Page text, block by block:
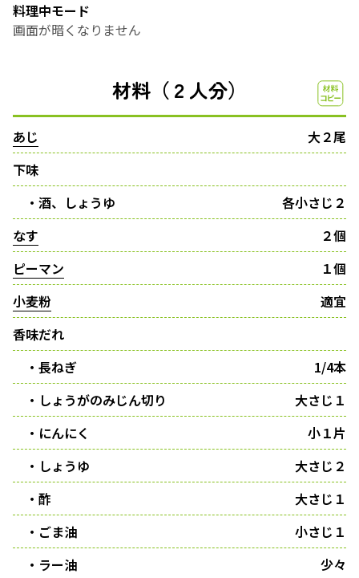
料理中モード
画面が暗くなりません
材料（２人分）
あじ
大２尾
下味
・酒、しょうゆ
各小さじ２
なす
２個
ピーマン
１個
小麦粉
適宜
香味だれ
・長ねぎ
1/4本
・しょうがのみじん切り
大さじ１
・にんにく
小１片
・しょうゆ
大さじ２
・酢
大さじ１
・ごま油
小さじ１
・ラー油
少々